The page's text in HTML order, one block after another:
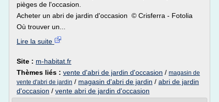
pièges de l'occasion.
Acheter un abri de jardin d'occasion © Crisferra - Fotolia
Où trouver un...
Lire la suite
Site : m-habitat.fr
Thèmes liés : vente d'abri de jardin d'occasion / magasin de
vente d'abri de jardin / magasin d'abri de jardin / abri de jardin
d'occasion / vente abri de jardin d'occasion